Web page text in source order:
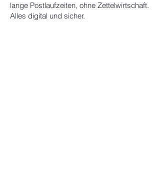
lange Postlaufzeiten, ohne Zettelwirtschaft.
Alles digital und sicher.